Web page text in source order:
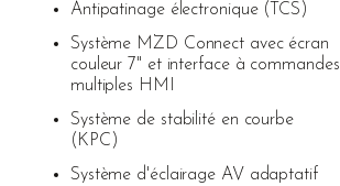
Antipatinage électronique (TCS)
Système MZD Connect avec écran
couleur 7" et interface à commandes
multiples HMI
Système de stabilité en courbe
(KPC)
Système d'éclairage AV adaptatif